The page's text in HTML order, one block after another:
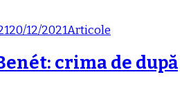
20/12/2021Articole
crima de după